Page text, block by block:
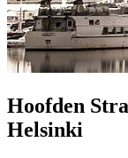
Hoofden
Helsinki